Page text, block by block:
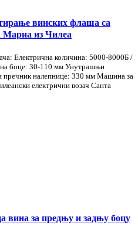
винских флаша са
Мариа из Чилеа
Електрична количина: 5000-8000Б /
боце: 30-110 мм Унутрашњи
налепнице: 330 мм Машина за
електрични возач Санта
вина за предњу и задњу боцу